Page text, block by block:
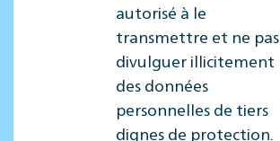
autorisé à le
transmettre et ne pas
divulguer illicitement
des données
personnelles de tiers
dignes de protection.